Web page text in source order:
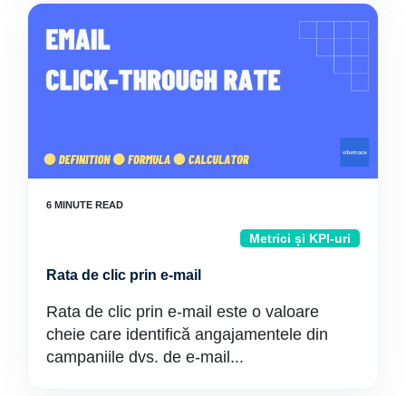
Metrici și KPI-uri
Rata de clic prin e-mail
Rata de clic prin e-mail este o valoare
cheie care identifică angajamentele din
campaniile dvs. de e-mail...